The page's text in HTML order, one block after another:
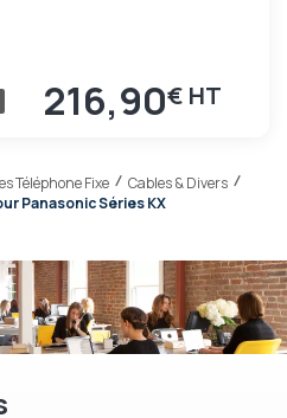
Téléphone Fixe
Cables & Divers
Panasonic Séries KX
216,90€